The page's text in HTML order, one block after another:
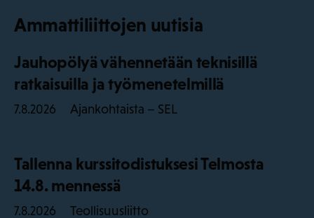
Ammattiliittojen uutisia
Jauhopölyä vähennetään teknisillä
ratkaisuilla ja työmenetelmillä
7.8.2026 Ajankohtaista – SEL
Tallenna kurssitodistuksesi Telmosta
14.8. mennessä
7.8.2026 Teollisuusliitto